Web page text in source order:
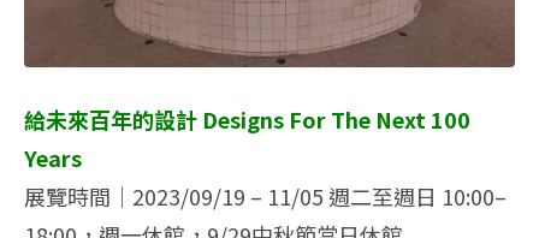
給未來百年的設計 Designs For The Next 100
Years
展覽時間｜2023/09/19 – 11/05 週二至週日 10:00–